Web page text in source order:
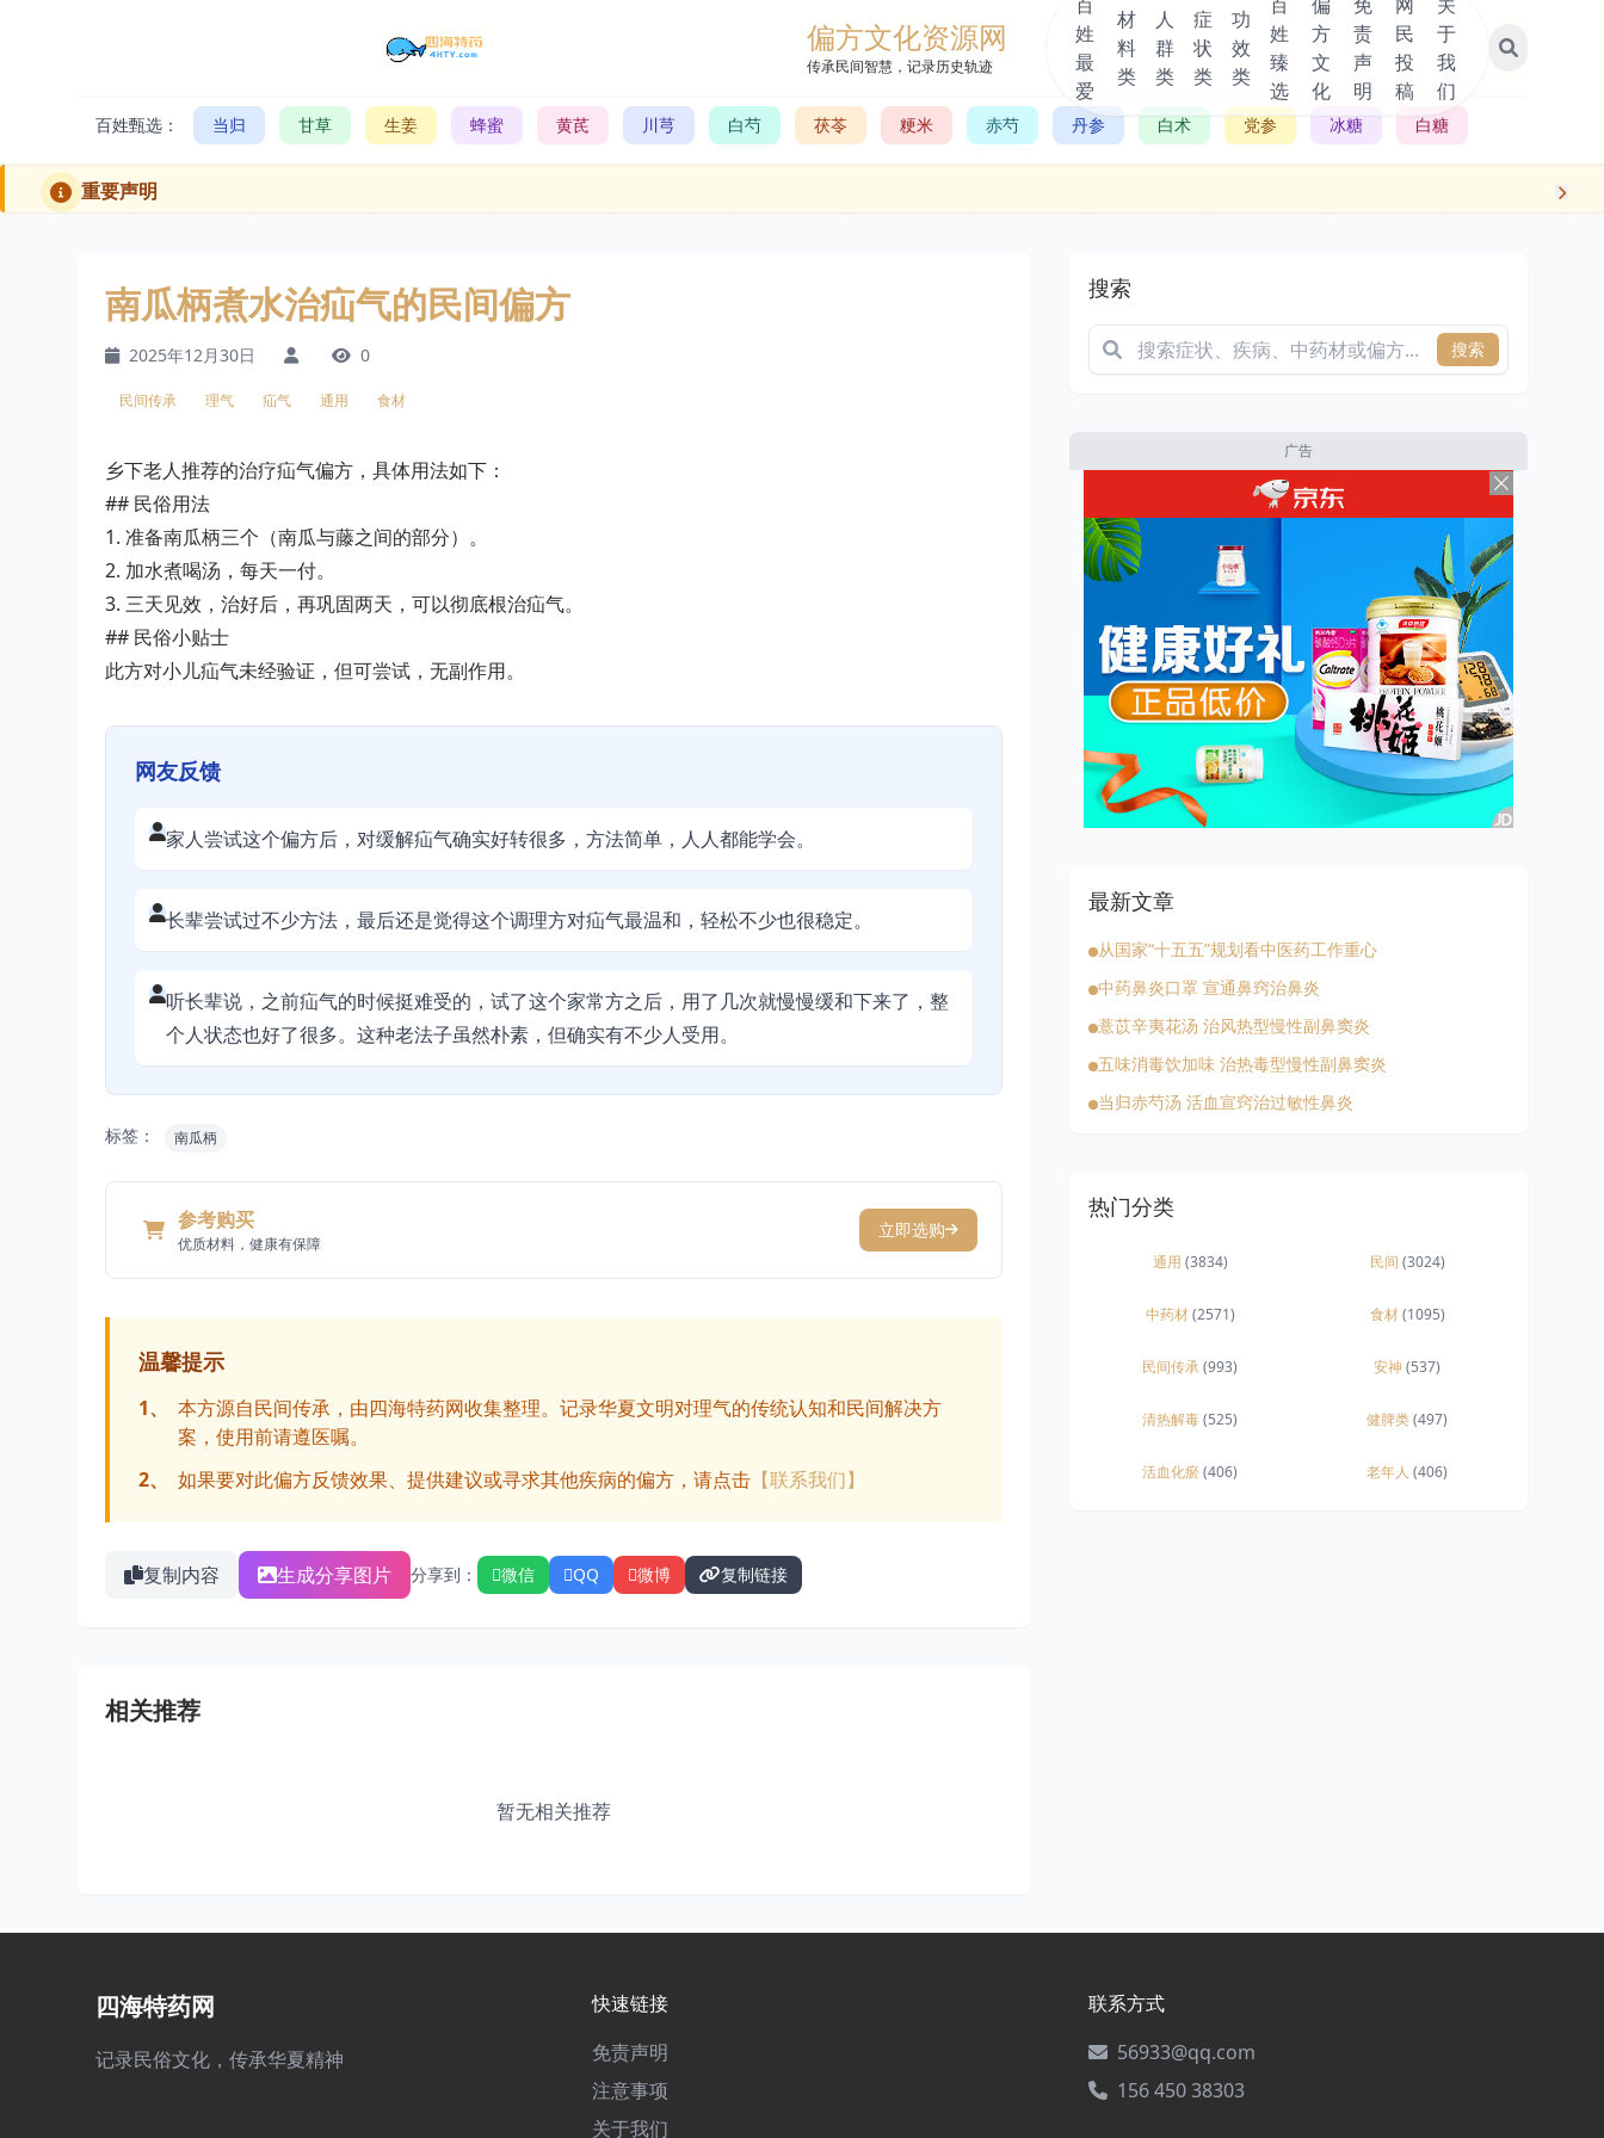
偏方文化资源网
传承民间智慧，记录历史轨迹
姓
最
爱
材
料
类
人
群
类
症
状
类
功
效
类
姓
臻
选
方
文
化
责
声
明
民
投
稿
于
我
们
百姓甄选： 当归 甘草 生姜 蜂蜜 黄芪 川芎 白芍 茯苓 粳米 赤芍 丹参 白术 党参 冰糖 白糖
重要声明
南瓜柄煮水治疝气的民间偏方
2025年12月30日 0
民间传承 理气 疝气 通用 食材
乡下老人推荐的治疗疝气偏方，具体用法如下：
## 民俗用法
1. 准备南瓜柄三个（南瓜与藤之间的部分）。
2. 加水煮喝汤，每天一付。
3. 三天见效，治好后，再巩固两天，可以彻底根治疝气。
## 民俗小贴士
此方对小儿疝气未经验证，但可尝试，无副作用。
网友反馈
家人尝试这个偏方后，对缓解疝气确实好转很多，方法简单，人人都能学会。
长辈尝试过不少方法，最后还是觉得这个调理方对疝气最温和，轻松不少也很稳定。
听长辈说，之前疝气的时候挺难受的，试了这个家常方之后，用了几次就慢慢缓和下来了，整
个人状态也好了很多。这种老法子虽然朴素，但确实有不少人受用。
标签： 南瓜柄
参考购买
优质材料，健康有保障
立即选购
温馨提示
1、
本方源自民间传承，由四海特药网收集整理。记录华夏文明对理气的传统认知和民间解决方
案，使用前请遵医嘱。
2、
如果要对此偏方反馈效果、提供建议或寻求其他疾病的偏方，请点击 【联系我们】
复制内容 生成分享图片 分享到： 微信 QQ 微博 复制链接
相关推荐
暂无相关推荐
搜索
搜索
广告
最新文章
从国家“十五五”规划看中医药工作重心
中药鼻炎口罩 宣通鼻窍治鼻炎
薏苡辛夷花汤 治风热型慢性副鼻窦炎
五味消毒饮加味 治热毒型慢性副鼻窦炎
当归赤芍汤 活血宣窍治过敏性鼻炎
热门分类
通用 (3834) 民间 (3024)
中药材(2571) 食材(1095)
民间传承(993) 安神(537)
清热解毒(525) 健脾类(497)
活血化瘀(406) 老年人 (406)
四海特药网
记录民俗文化，传承华夏精神
快速链接
免责声明
注意事项
关于我们
联系方式
56933@qq.com
156 450 38303